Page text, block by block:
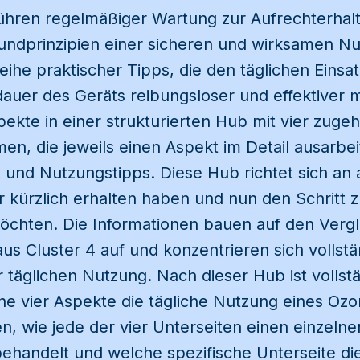
regelmäßiger Wartung zur
einer sicheren und wirksamen
praktischer Tipps, die den täglichen
des Geräts reibungsloser und effektiver
in einer strukturierten Hub mit vier
die jeweils einen Aspekt im Detail
Nutzungstipps. Diese Hub richtet sich an
kürzlich erhalten haben und nun den Schritt
Die Informationen bauen auf den
Cluster 4 auf und konzentrieren sich
täglichen Nutzung. Nach dieser Hub ist
vier Aspekte die tägliche Nutzung eines
wie jede der vier Unterseiten einen
und welche spezifische Unterseite